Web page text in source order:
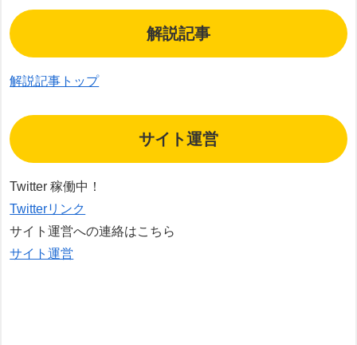
解説記事
解説記事トップ
サイト運営
Twitter 稼働中！
Twitterリンク
サイト運営への連絡はこちら
サイト運営